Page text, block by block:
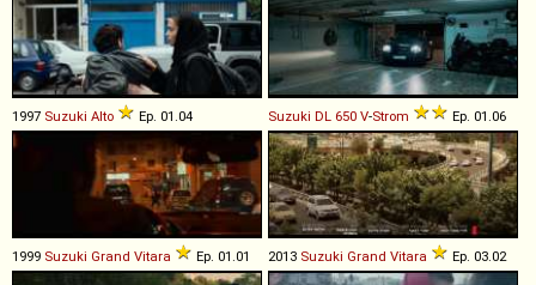
1997 Suzuki Alto Ep. 01.04 Suzuki DL 650 V-Strom Ep. 01.06
1999 Suzuki Grand Vitara Ep. 01.01 2013 Suzuki Grand Vitara Ep. 03.02